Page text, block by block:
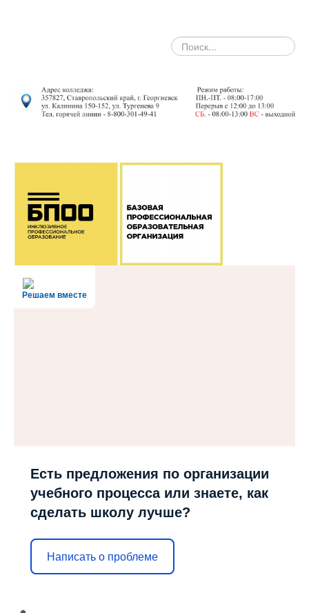
search
Решаем вместе
Есть предложения по организации
учебного процесса или знаете, как
сделать школу лучше?
Написать о проблеме